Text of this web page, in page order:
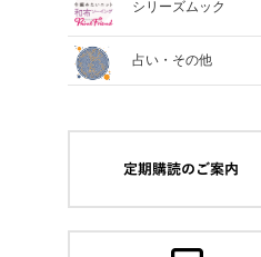
シリーズムック
占い・その他